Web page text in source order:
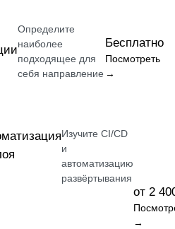
Определите
наиболее
подходящее для
себя направление
Бесплатно
Посмотреть
→
Изучите CI/CD
и
автоматизацию
развёртывания
от 2
→